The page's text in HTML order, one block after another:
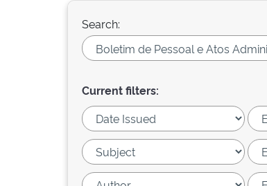
Search:
Current filters: